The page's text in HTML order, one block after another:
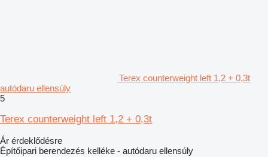
Terex counterweight left 1,2 + 0,3t
autódaru ellensúly
5
Terex counterweight left 1,2 + 0,3t
Ár érdeklődésre
Építőipari berendezés kelléke - autódaru ellensúly